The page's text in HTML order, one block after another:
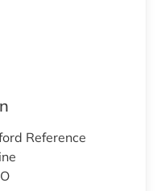
Reference